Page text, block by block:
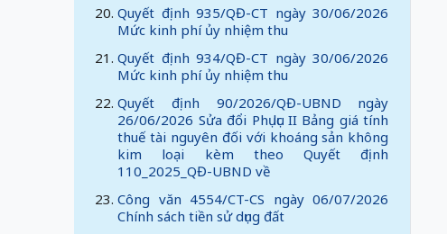
Quyết định 935/QĐ-CT ngày 30/06/2026
Mức kinh phí ủy nhiệm thu
Quyết định 934/QĐ-CT ngày 30/06/2026
Mức kinh phí ủy nhiệm thu
Quyết định 90/2026/QĐ-UBND ngày
26/06/2026 Sửa đổi Phụ lục II Bảng giá tính
thuế tài nguyên đối với khoáng sản không
kim loại kèm theo Quyết định
110_2025_QĐ-UBND về
Công văn 4554/CT-CS ngày 06/07/2026
Chính sách tiền sử dụng đất